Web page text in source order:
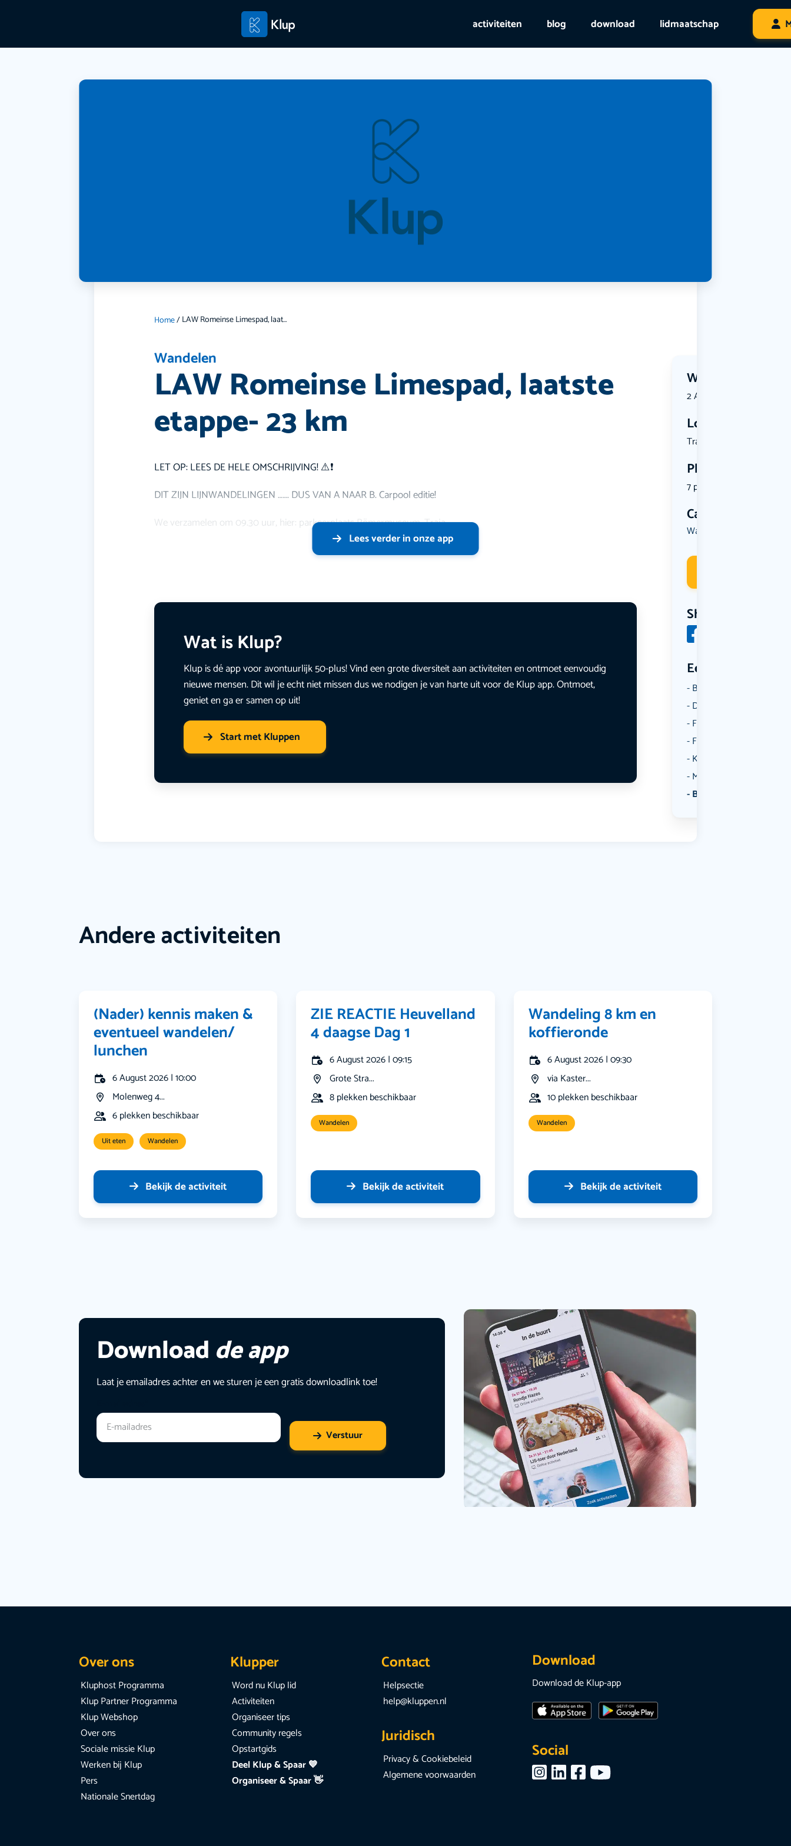
activiteiten blog download lidmaatschap
Home/ LAW Romeinse Limespad, laatste etappe- 23 km
Wandelen
LAW Romeinse Limespad, laatste
etappe- 23 km
Wanneer?
2 August 2026 | 09:30
Locatie
Trajanstra...
Plekken
7 plekken beschikbaar
Categorie
Wandelen
Share
Een aantal
Borrelen
Dansen
Fietsen
Film
Kunst & Cultuur
Muziek
Bekijk alle categorieën
LET OP: LEES DE HELE OMSCHRIJVING! ⚠️❗️
DIT ZIJN LIJNWANDELINGEN ……. DUS VAN A NAAR B. Carpool editie!
We verzamelen om 09.30 uur, hier: parkeerplaats Römermuseum, Traja
Lees verder in onze app
Wat is Klup?
Klup is dé app voor avontuurlijk 50-plus! Vind een grote diversiteit aan activiteiten en ontmoet eenvoudig
nieuwe mensen. Dit wil je echt niet missen dus we nodigen je van harte uit voor de Klup app. Ontmoet,
geniet en ga er samen op uit!
Start met Kluppen
Andere activiteiten
(Nader) kennis maken &
eventueel wandelen/
lunchen
6 August 2026 | 10:00
Molenweg 4...
6 plekken beschikbaar
Uit eten Wandelen
Bekijk de activiteit
ZIE REACTIE Heuvelland
4 daagse Dag 1
6 August 2026 | 09:15
Grote Stra...
8 plekken beschikbaar
Wandelen
Bekijk de activiteit
Wandeling 8 km en
koffieronde
6 August 2026 | 09:30
via Kaster...
10 plekken beschikbaar
Wandelen
Bekijk de activiteit
Download de app
Laat je emailadres achter en we sturen je een gratis downloadlink toe!
Verstuur
Over ons
Kluphost Programma
Klup Partner Programma
Klup Webshop
Over ons
Sociale missie Klup
Werken bij Klup
Pers
Nationale Snertdag
Klupper
Word nu Klup lid
Activiteiten
Organiseer tips
Community regels
Opstartgids
Deel Klup & Spaar 💙
Organiseer & Spaar 👋
Contact
Helpsectie
help@kluppen.nl
Juridisch
Privacy & Cookiebeleid
Algemene voorwaarden
Download
Download de Klup-app
Social